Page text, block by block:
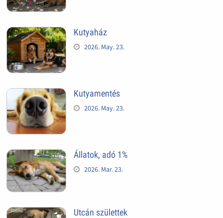
Kutyaház
2026. May. 23.
Kutyamentés
2026. May. 23.
Állatok, adó 1%
2026. Mar. 23.
Utcán születtek